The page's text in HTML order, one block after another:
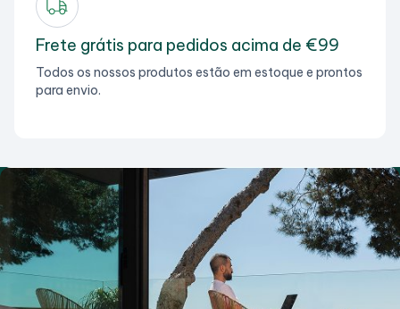
Frete grátis para pedidos acima de €99
Todos os nossos produtos estão em estoque e prontos
para envio.